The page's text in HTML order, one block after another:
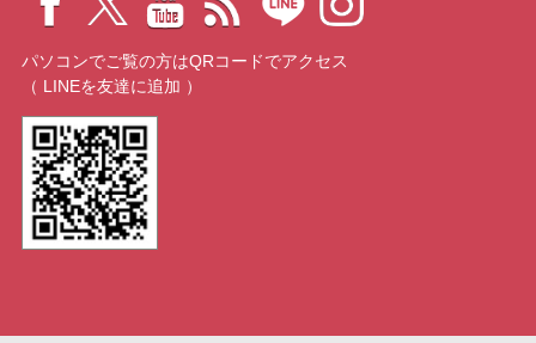
パソコンでご覧の方はQRコードでアクセス
（ LINEを友達に追加 ）